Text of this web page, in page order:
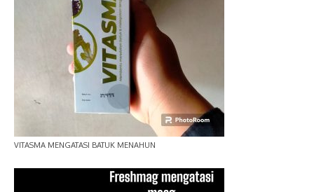
VITASMA MENGATASI BATUK MENAHUN